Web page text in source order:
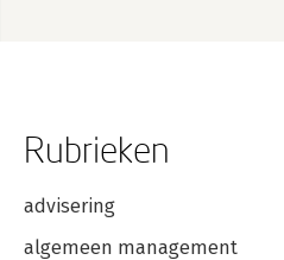
Rubrieken
advisering
algemeen management